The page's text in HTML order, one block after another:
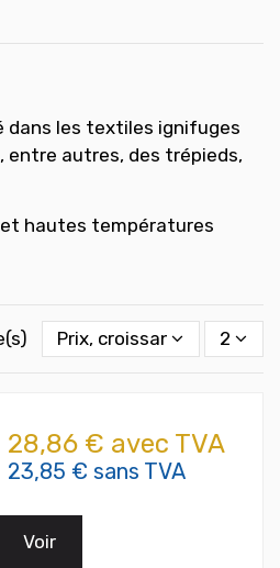
dans les textiles ignifuges
entre autres, des trépieds,
hautes températures
Prix, croissant 2
28,86 € avec TVA
23,85 € sans TVA
Voir